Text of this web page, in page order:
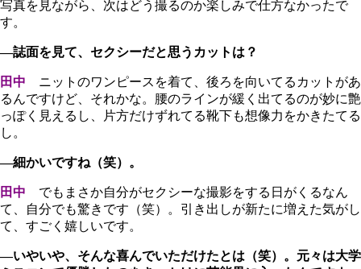
写真を見ながら、次はどう撮るのか楽しみで仕方なかったで
す。
―誌面を見て、セクシーだと思うカットは？
田中
ニットのワンピースを着て、後ろを向いてるカットがあ
るんですけど、それかな。腰のラインが緩く出てるのが妙に艶
っぽく見えるし、片方だけずれてる靴下も想像力をかきたてる
し。
―細かいですね（笑）。
田中 でもまさか自分がセクシーな撮影をする日がくるなん
て、自分でも驚きです（笑）。引き出しが新たに増えた気がし
て、すごく嬉しいです。
―いやいや、そんな喜んでいただけたとは（笑）。元々は大学